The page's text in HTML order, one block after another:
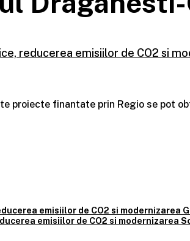
reducerea emisiilor de CO2 si
proiecte finantate prin Regio se pot
emisiilor de CO2 si modernizarea
emisiilor de CO2 si modernizarea